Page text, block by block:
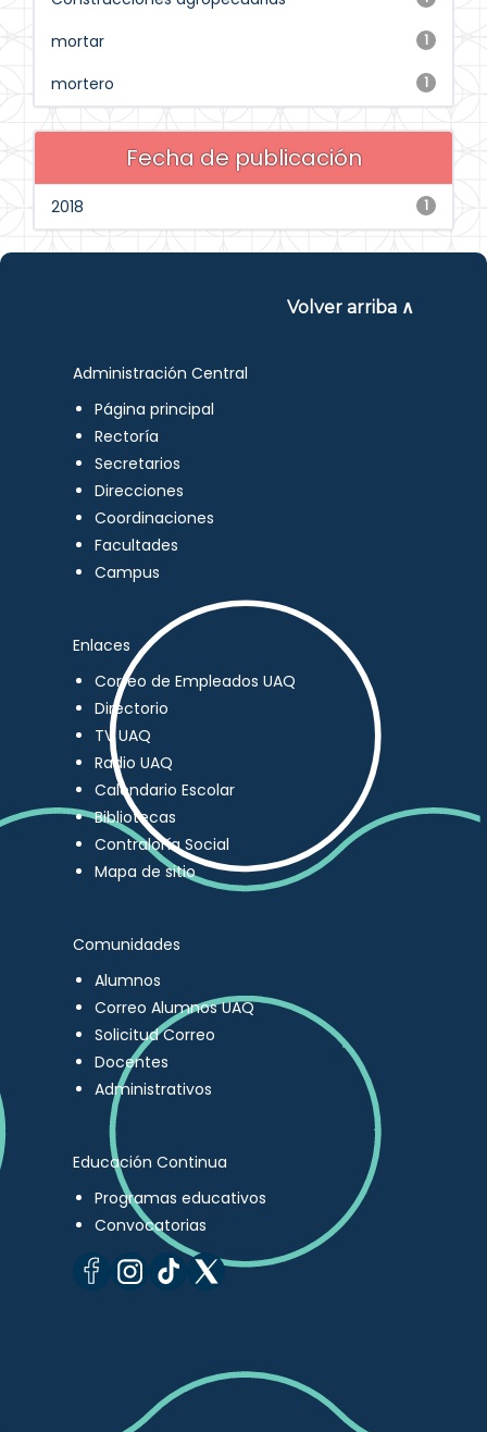
1
mortar
1
mortero
Fecha de publicación
1
2018
Volver arriba ∧
Administración Central
Página principal
Rectoría
Secretarios
Direcciones
Coordinaciones
Facultades
Campus
Enlaces
Correo de Empleados UAQ
Directorio
TV UAQ
Radio UAQ
Calendario Escolar
Bibliotecas
Contraloría Social
Mapa de sitio
Comunidades
Alumnos
Correo Alumnos UAQ
Solicitud Correo
Docentes
Administrativos
Educación Continua
Programas educativos
Convocatorias